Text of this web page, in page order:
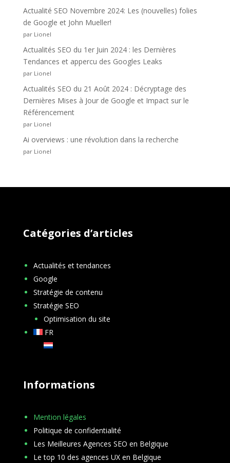
Actualité SEO Novembre 2024: Les (nouvelles) folies
de Google et John Mueller!
par Lionel
Actualités SEO du 1er Juin 2024 : les Dernières
Tendances et appercu des Googles Leaks
par Lionel
Actualités SEO du 21 Août 2024 : Décryptage des
Dernières Mises à Jour de Google et Impact sur le
Référencement
par Lionel
Ai overviews : une révolution dans la recherche
par Lionel
Catégories d’articles
Actualités et tendances
Google
Stratégie de contenu
Stratégie SEO
Optimisation du site
FR
Informations
Mention légales
Politique de confidentialité
Les Meilleures Agences SEO en Belgique
Le top 10 des agences UX en Belgique